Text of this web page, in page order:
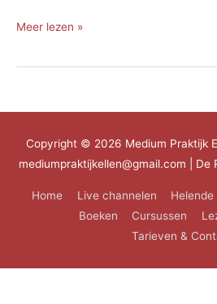
Bestaan
Meer lezen »
Copyright © 2026 Medium Praktijk
mediumpraktijkellen@gmail.com | De
Home Live channelen Helende
Boeken
Cursussen
Tarieven &